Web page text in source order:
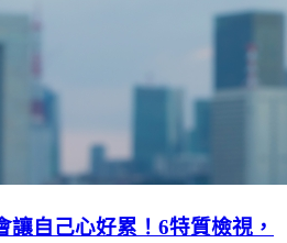
自己心好累！6特質檢視，